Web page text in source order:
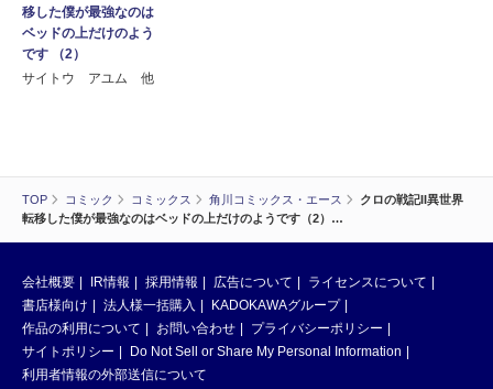
TOP コミック コミックス 角川コミックス・エース
クロの戦記II異世界
転移した僕が最強なのはベッドの上だけのようです（2）…
移した僕が最強なのは
ベッドの上だけのよう
です （2）
サイトウ アユム 他
会社概要 IR情報 採用情報 広告について
ライセンスについて
書店様向け
法人様一括購入
KADOKAWAグループ
作品の利用について
お問い合わせ
プライバシーポリシー
サイトポリシー
Do Not Sell or Share My Personal Information
利用者情報の外部送信について